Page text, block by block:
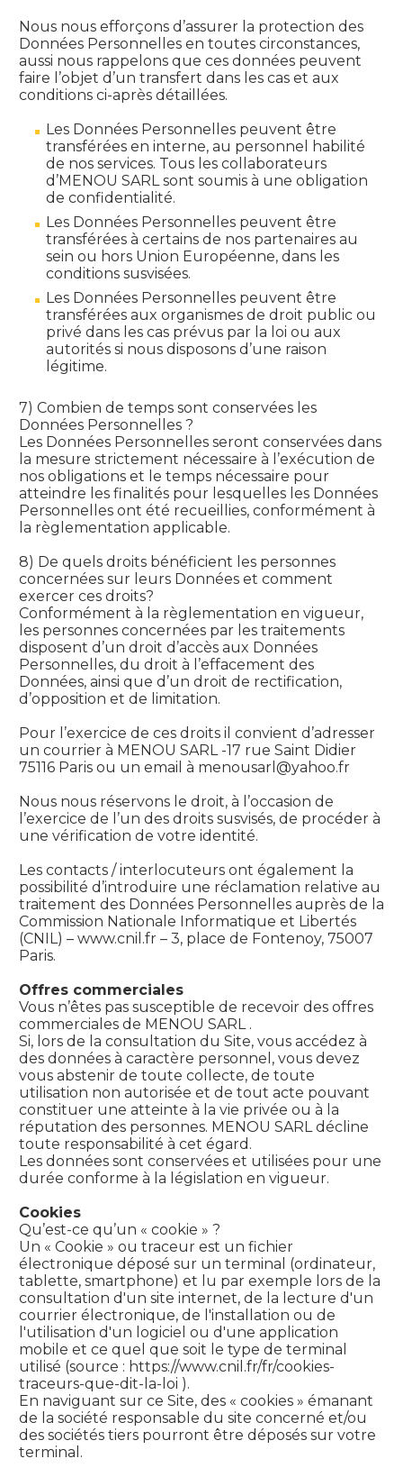
Nous nous efforçons d’assurer la protection des
Données Personnelles en toutes circonstances,
aussi nous rappelons que ces données peuvent
faire l’objet d’un transfert dans les cas et aux
conditions ci-après détaillées.
Les Données Personnelles peuvent être
transférées en interne, au personnel habilité
de nos services. Tous les collaborateurs
d’MENOU SARL sont soumis à une obligation
de confidentialité.
Les Données Personnelles peuvent être
transférées à certains de nos partenaires au
sein ou hors Union Européenne, dans les
conditions susvisées.
Les Données Personnelles peuvent être
transférées aux organismes de droit public ou
privé dans les cas prévus par la loi ou aux
autorités si nous disposons d’une raison
légitime.
7) Combien de temps sont conservées les
Données Personnelles ?
Les Données Personnelles seront conservées dans
la mesure strictement nécessaire à l’exécution de
nos obligations et le temps nécessaire pour
atteindre les finalités pour lesquelles les Données
Personnelles ont été recueillies, conformément à
la règlementation applicable.
8) De quels droits bénéficient les personnes
concernées sur leurs Données et comment
exercer ces droits?
Conformément à la règlementation en vigueur,
les personnes concernées par les traitements
disposent d’un droit d’accès aux Données
Personnelles, du droit à l’effacement des
Données, ainsi que d’un droit de rectification,
d’opposition et de limitation.
Pour l’exercice de ces droits il convient d’adresser
un courrier à MENOU SARL -17 rue Saint Didier
75116 Paris ou un email à menousarl@yahoo.fr
Nous nous réservons le droit, à l’occasion de
l’exercice de l’un des droits susvisés, de procéder à
une vérification de votre identité.
Les contacts / interlocuteurs ont également la
possibilité d’introduire une réclamation relative au
traitement des Données Personnelles auprès de la
Commission Nationale Informatique et Libertés
(CNIL) – www.cnil.fr – 3, place de Fontenoy, 75007
Paris.
Offres commerciales
Vous n’êtes pas susceptible de recevoir des offres
commerciales de MENOU SARL .
Si, lors de la consultation du Site, vous accédez à
des données à caractère personnel, vous devez
vous abstenir de toute collecte, de toute
utilisation non autorisée et de tout acte pouvant
constituer une atteinte à la vie privée ou à la
réputation des personnes. MENOU SARL décline
toute responsabilité à cet égard.
Les données sont conservées et utilisées pour une
durée conforme à la législation en vigueur.
Cookies
Qu’est-ce qu’un « cookie » ?
Un « Cookie » ou traceur est un fichier
électronique déposé sur un terminal (ordinateur,
tablette, smartphone) et lu par exemple lors de la
consultation d'un site internet, de la lecture d'un
courrier électronique, de l'installation ou de
l'utilisation d'un logiciel ou d'une application
mobile et ce quel que soit le type de terminal
utilisé (source : https://www.cnil.fr/fr/cookies-
traceurs-que-dit-la-loi ).
En naviguant sur ce Site, des « cookies » émanant
de la société responsable du site concerné et/ou
des sociétés tiers pourront être déposés sur votre
terminal.